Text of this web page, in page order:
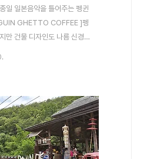
있는 저 여자(?)는 남자더라
팝송이 흘러 나오고 있는데 꼬
스피커에 들어갈 ..
일 일본음악을 틀어주는 펭귄
GHETTO COFFEE ]펭
만 건물 디자인도 나름 신경을
악을 들으며 마시는 커피한잔
요태국인데 굳이 일본 노래를
는 사람도 있겠지만 워낙 음악
르를 가리지 않고 좋아하는 편